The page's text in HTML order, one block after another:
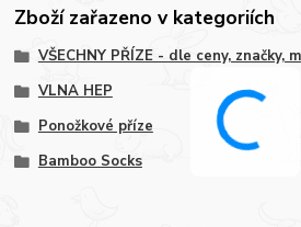
Zboží zařazeno v kategoriích
VŠECHNY PŘÍZE - dle ceny, značky,
VLNA HEP
Ponožkové příze
Bamboo Socks